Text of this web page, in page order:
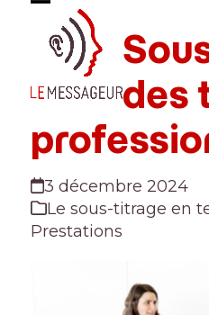
content
Open
mobile
menu
Close
mobile
menu
des
3 décembre 2024
Le sous-titrage en
Prestations